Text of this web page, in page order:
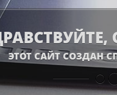
ЭТОТ САЙТ СОЗДАН